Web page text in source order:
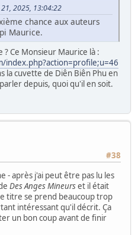
21, 2025, 13:04:22
chance aux auteurs
Maurice.
Ce Monsieur Maurice là :
la cuvette de Diên Biên Phu en
depuis, quoi qu'il en soit.
#38
- après j'ai peut être pas lu les
Des Anges Mineurset il était
titre se prend beaucoup trop
intéressant qu'il décrit. Ça
un bon coup avant de finir